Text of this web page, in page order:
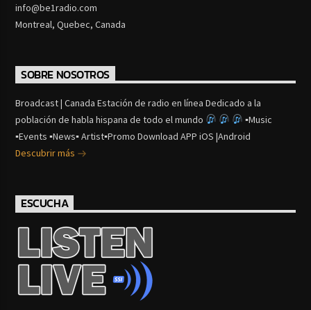
info@be1radio.com
Montreal, Quebec, Canada
SOBRE NOSOTROS
Broadcast | Canada Estación de radio en línea Dedicado a la
población de habla hispana de todo el mundo
▪Music
▪Events ▪News▪ Artist▪Promo Download APP iOS |Android
Descubrir más
ESCUCHA